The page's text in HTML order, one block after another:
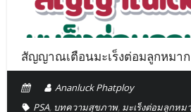
สัญญาณเตือนมะเร็งต่อมลูกหมาก
Ananluck Phatploy
PSA, บทความสุขภาพ, มะเร็งต่อมลูกหม